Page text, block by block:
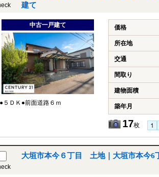
建て
中古一戸建て
●５ＤＫ●前面道路６ｍ
価格
所在地
交通
間取り
建物面積
築年月
17枚
大垣市本今６丁目 土地｜大垣市本今6